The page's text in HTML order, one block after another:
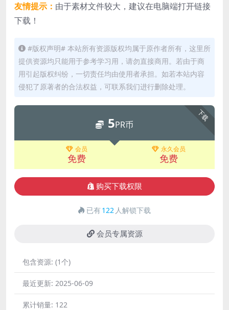
友情提示： 由于素材文件较大，建议在电脑端打开链接
下载！
#版权声明# 本站所有资源版权均属于原作者所有，这里所
提供资源均只能用于参考学习用，请勿直接商用。若由于商
用引起版权纠纷，一切责任均由使用者承担。如若本站内容
侵犯了原著者的合法权益，可联系我们进行删除处理。
下载
5PR币
会员
免费
永久会员
免费
购买下载权限
已有122 人解锁下载
会员专属资源
包含资源: (1个)
最近更新: 2025-06-09
累计销量: 122